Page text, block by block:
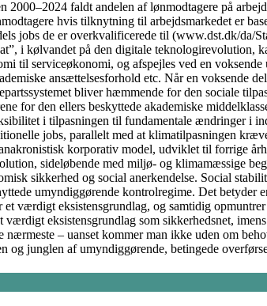
2000–2024 faldt andelen af lønmodtagere på
hvis tilknytning til arbejdsmarkedet er
jobs de er overkvalificerede til (www.dst.dk/da/
i kølvandet på den digitale teknologirevolution,
til serviceøkonomi, og afspejles ved en
ansættelsesforhold etc. Når en voksende
bliver hæmmende for den sociale
for den ellers beskyttede akademiske
i tilpasningen til fundamentale ændringer i
jobs, parallelt med at klimatilpasningen
korporativ model, udviklet til forrige
sideløbende med miljø- og klimamæssige
sikkerhed og social anerkendelse. Social
umyndiggørende kontrolregime. Det betyder
værdigt eksistensgrundlag, og samtidig
værdigt eksistensgrundlag som sikkerhedsnet,
nærmeste – uanset kommer man ikke uden om
og junglen af umyndiggørende, betingede